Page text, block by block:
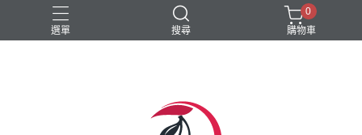
選單 搜尋
0
購物車